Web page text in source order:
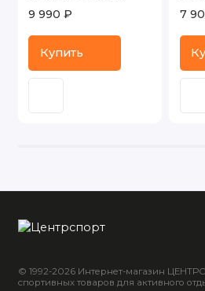
9 990 ₽
Купить
7
© 1992-2026 Интернет-магазин
спортивных товаров для активного